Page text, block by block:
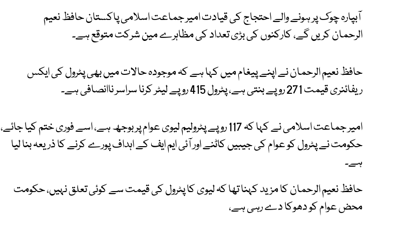
آبپارہ چوک پر ہونے والے احتجاج کی قیادت امیر جماعت اسلامی پاکستان حافظ نعیم
الرحمان کریں گے، کارکنوں کی بڑی تعداد کی مظاہرے مین شرکت متوقع ہے۔
حافظ نعیم الرحمان نے اپنے پیغام میں کہا ہے کہ موجودہ حالات میں بھی پٹرول کی ایکس
ریفائنری قیمت 271 روپے بنتی ہے، پٹرول 415 روپے لیٹر کرنا سراسر ناانصافی ہے۔
امیر جماعت اسلامی نے کہا کہ 117 روپے پٹرولیم لیوی عوام پر بوجھ ہے، اسے فوری ختم کیا جائے،
حکومت نے پٹرول کو عوام کی جیبیں کاٹنے اور آئی ایم ایف کے اہداف پورے کرنے کا ذریعہ بنا لیا
ہے۔
حافظ نعیم الرحمان کا مزید کہنا تھا کہ لیوی کا پٹرول کی قیمت سے کوئی تعلق نہیں، حکومت
محض عوام کو دھوکا دے رہی ہے،